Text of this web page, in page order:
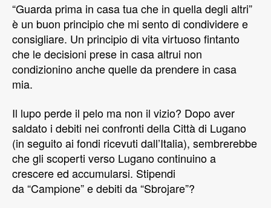
“Guarda prima in casa tua che in quella degli altri”
è un buon principio che mi sento di condividere e
consigliare. Un principio di vita virtuoso fintanto
che le decisioni prese in casa altrui non
condizionino anche quelle da prendere in casa
mia.
Il lupo perde il pelo ma non il vizio? Dopo aver
saldato i debiti nei confronti della Città di Lugano
(in seguito ai fondi ricevuti dall’Italia), sembrerebbe
che gli scoperti verso Lugano continuino a
crescere ed accumularsi. Stipendi
da “Campione” e debiti da “Sbrojare”?